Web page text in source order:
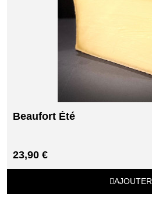
Beaufort Été
23,90 €
AJOUTER